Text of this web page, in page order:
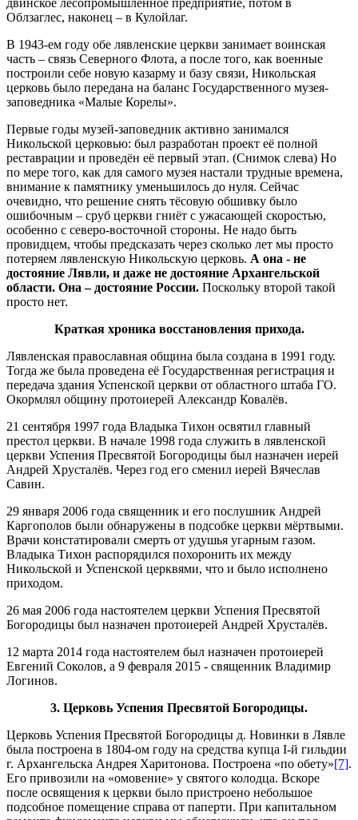
двинское лесопромышленное предприятие, потом в
Облзаглес, наконец – в Кулойлаг.
В 1943-ем году обе лявленские церкви занимает воинская
часть – связь Северного Флота, а после того, как военные
построили себе новую казарму и базу связи, Никольская
церковь было передана на баланс Государственного музея-
заповедника «Малые Корелы».
Первые годы музей-заповедник активно занимался
Никольской церковью: был разработан проект её полной
реставрации и проведён её первый этап. (Снимок слева) Но
по мере того, как для самого музея настали трудные времена,
внимание к памятнику уменьшилось до нуля. Сейчас
очевидно, что решение снять тёсовую обшивку было
ошибочным – сруб церкви гниёт с ужасающей скоростью,
особенно с северо-восточной стороны. Не надо быть
провидцем, чтобы предсказать через сколько лет мы просто
потеряем лявленскую Никольскую церковь. А она - не
достояние Лявли, и даже не достояние Архангельской
области. Она – достояние России. Поскольку второй такой
просто нет.
Краткая хроника восстановления прихода.
Лявленская православная община была создана в 1991 году.
Тогда же была проведена её Государственная регистрация и
передача здания Успенской церкви от областного штаба ГО.
Окормлял общину протоиерей Александр Ковалёв.
21 сентября 1997 года Владыка Тихон освятил главный
престол церкви. В начале 1998 года служить в лявленской
церкви Успения Пресвятой Богородицы был назначен иерей
Андрей Хрусталёв. Через год его сменил иерей Вячеслав
Савин.
29 января 2006 года священник и его послушник Андрей
Каргополов были обнаружены в подсобке церкви мёртвыми.
Врачи констатировали смерть от удушья угарным газом.
Владыка Тихон распорядился похоронить их между
Никольской и Успенской церквями, что и было исполнено
приходом.
26 мая 2006 года настоятелем церкви Успения Пресвятой
Богородицы был назначен протоиерей Андрей Хрусталёв.
12 марта 2014 года настоятелем был назначен протоиерей
Евгений Соколов, а 9 февраля 2015 - священник Владимир
Логинов.
3. Церковь Успения Пресвятой Богородицы.
Церковь Успения Пресвятой Богородицы д. Новинки в Лявле
была построена в 1804-ом году на средства купца I-й гильдии
г. Архангельска Андрея Харитонова. Построена «по обету»[7].
Его привозили на «омовение» у святого колодца. Вскоре
после освящения к церкви было пристроено небольшое
подсобное помещение справа от паперти. При капитальном